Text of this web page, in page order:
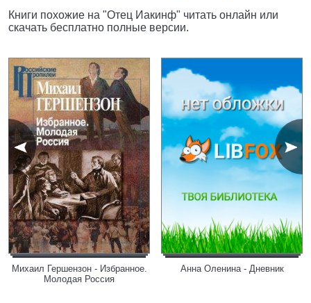
Книги похожие на "Отец Иакинф" читать онлайн или
скачать бесплатно полные версии.
Михаил Гершензон - Избранное.
Молодая Россия
Анна Оленина - Дневник